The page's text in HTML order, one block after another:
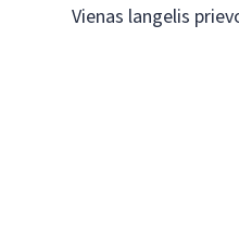
Vienas langelis